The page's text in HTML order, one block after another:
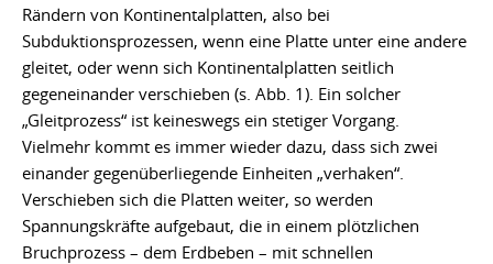
Rändern von Kontinentalplatten, also bei
Subduktionsprozessen, wenn eine Platte unter eine andere
gleitet, oder wenn sich Kontinentalplatten seitlich
gegeneinander verschieben (s. Abb. 1). Ein solcher
„Gleitprozess“ ist keineswegs ein stetiger Vorgang.
Vielmehr kommt es immer wieder dazu, dass sich zwei
einander gegenüberliegende Einheiten „verhaken“.
Verschieben sich die Platten weiter, so werden
Spannungskräfte aufgebaut, die in einem plötzlichen
Bruchprozess – dem Erdbeben – mit schnellen